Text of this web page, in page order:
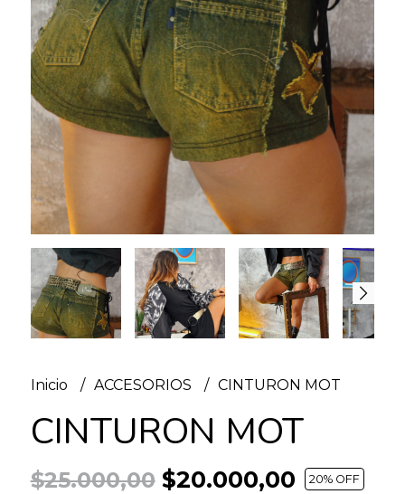
Inicio ACCESORIOS CINTURON MOT
CINTURON MOT
$25.000,00$20.000,00 20% OFF